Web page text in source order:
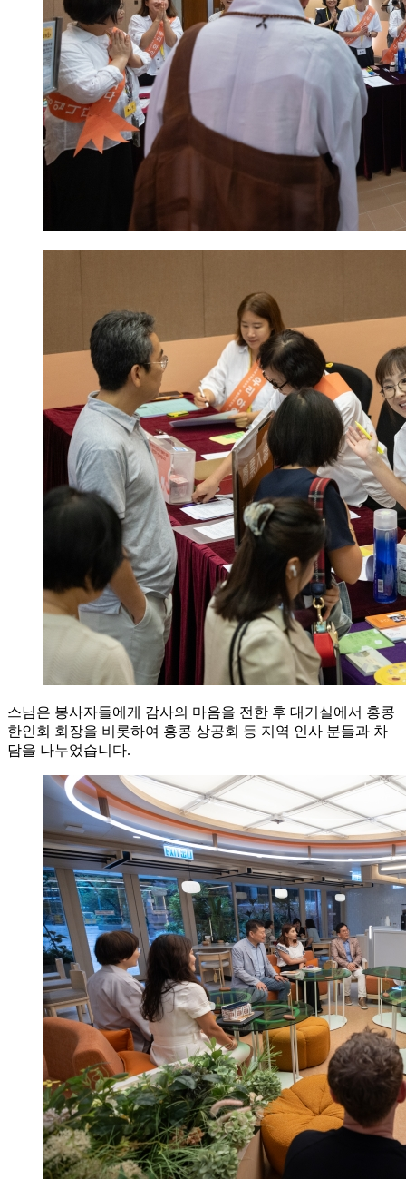
스님은 봉사자들에게 감사의 마음을 전한 후 대기실에서 홍콩
한인회 회장을 비롯하여 홍콩 상공회 등 지역 인사 분들과 차
담을 나누었습니다.